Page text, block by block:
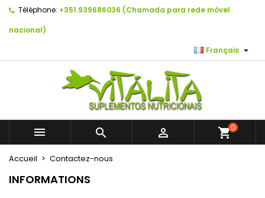
Téléphone: +351.939686036 (Chamada para rede móvel
nacional)
Français 
   shopping_cart0
Accueil Contactez-nous
INFORMATIONS
As minhas listas de desejos ×
((modalTitle)) ×
((cancelText)) ((modalDeleteText))
Créer une liste d'envies ×
Nom de la liste d'envies
Connexion ×
Vous devez être connecté pour ajouter des produits
à votre liste d'envies.
Annuler Connexion